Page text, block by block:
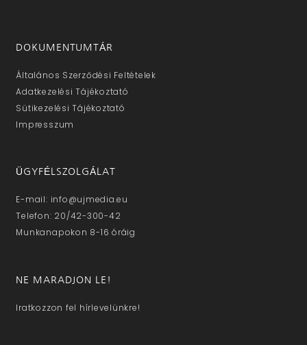
DOKUMENTUMTÁR
Általános Szerződési Feltételek
Adatkezelési Tájékoztató
Sütikezelési Tájékoztató
Impresszum
ÜGYFÉLSZOLGÁLAT
E-mail: info@ujmedia.eu
Telefon: 20/42-300-42
Munkanapokon 8-16 óráig
NE MARADJON LE!
Iratkozzon fel hírlevelünkre!